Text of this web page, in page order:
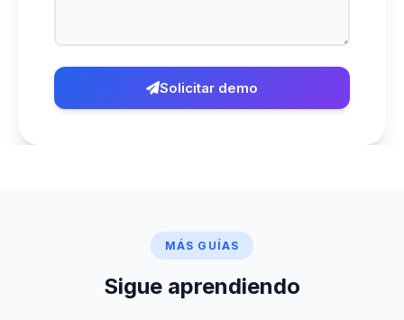
Solicitar demo
MÁS GUÍAS
Sigue aprendiendo